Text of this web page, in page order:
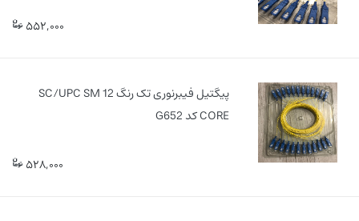
552,000
پیگتیل فیبرنوری تک رنگ SC/UPC SM 12
CORE کد G652
528,000